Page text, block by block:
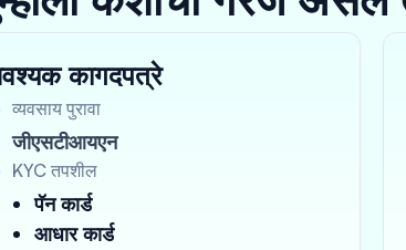
कागदपत्रे
व्यवसाय पुरावा
जीएसटीआयएन
KYC तपशील
पॅन कार्ड
आधार कार्ड